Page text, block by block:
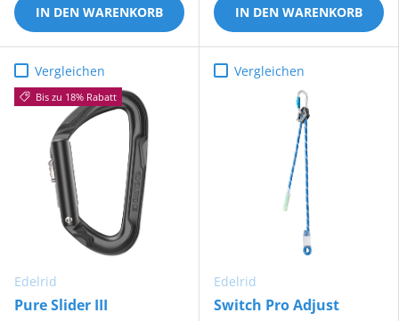
IN DEN WARENKORB IN DEN WARENKORB
Vergleichen
Bis zu 18% Rabatt
Edelrid
Pure Slider III
Vergleichen
Edelrid
Switch Pro Adjust